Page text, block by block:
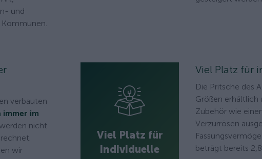
und
verbauten
im
nicht
wir
Viel Platz für
individuelle
Viel Platz für
Die Pritsche des
Größen erhältlich
Zubehör wie
Verzurrösen
beträgt bereits